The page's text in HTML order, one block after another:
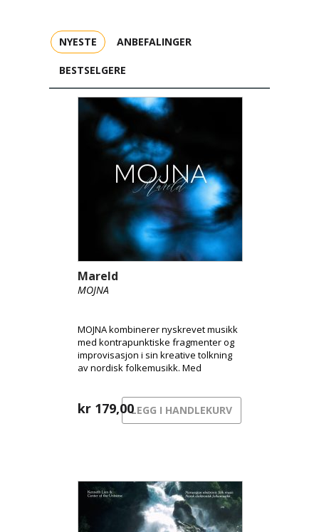
NYESTE ANBEFALINGER
BESTSELGERE
Mareld
MOJNA
MOJNA kombinerer nyskrevet musikk
med kontrapunktiske fragmenter og
improvisasjon i sin kreative tolkning
av nordisk folkemusikk. Med
særegent lydlandskap som har blitt
deres signatur.
kr 179,00LEGG I HANDLEKURV